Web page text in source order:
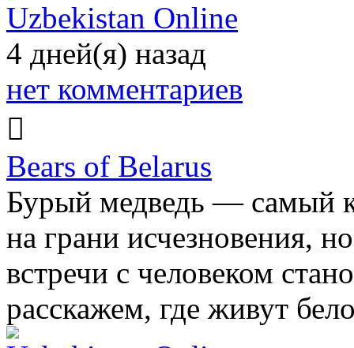
Uzbekistan Online
4 дней(я) назад
нет комментариев
Bears of Belarus
Бурый медведь — самый
на грани исчезновения,
встречи с человеком
расскажем, где живут